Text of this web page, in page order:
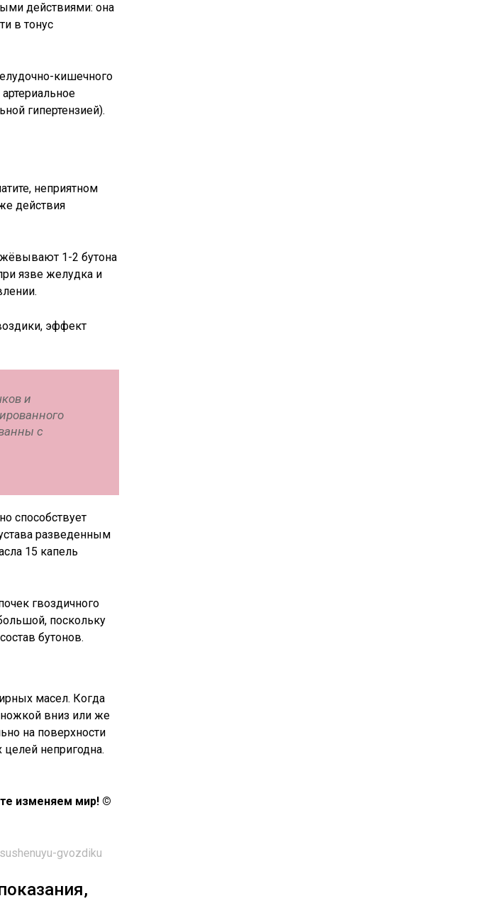
действиями: она
в тонус
кишечного
гипертензией).
неприятном
действия
1-2 бутона
язве желудка и
эффект
и
с
способствует
разведенным
15 капель
гвоздичного
поскольку
бутонов.
масел. Когда
ножкой вниз или же
на поверхности
непригодна.
изменяем мир! ©
gvozdiku